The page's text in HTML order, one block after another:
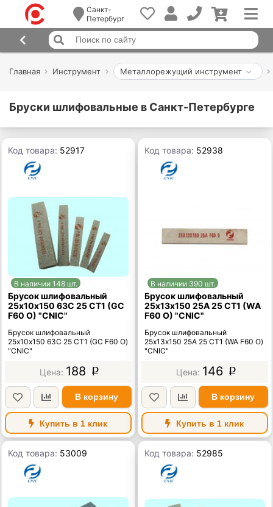
Санкт-
Петербург
Главная Инструмент Металлорежущий инструмент
Бруски шлифовальные в Санкт-Петербурге
Код товара: 52917
В наличии 148 шт.
Брусок шлифовальный
25х10х150 63C 25 СТ1 (GC
F60 O) "CNIC"
Брусок шлифовальный
25х10х150 63C 25 СТ1 (GC F60 O)
"CNIC"
188 p
В корзину
Купить в 1 клик
Код товара: 52938
В наличии 390 шт.
Брусок шлифовальный
25х13х150 25А 25 СТ1 (WA
F60 O) "CNIC"
Брусок шлифовальный
25х13х150 25А 25 СТ1 (WA F60 O)
"CNIC"
146 p
В корзину
Купить в 1 клик
Код товара: 53009 Код товара: 52985